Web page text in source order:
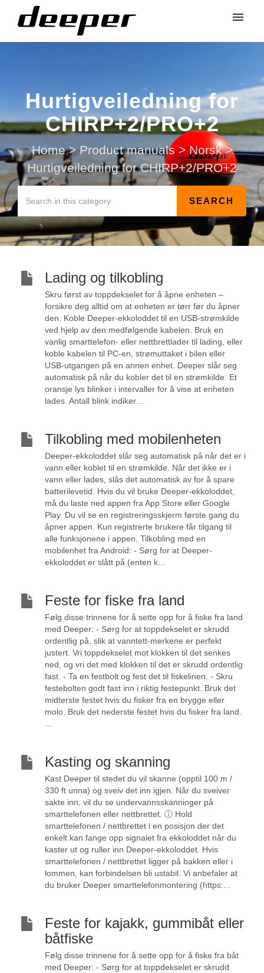
Hurtigveiledning for
CHIRP+2/PRO+2
Home > Product manuals > Norsk >
Hurtigveiledning for CHIRP+2/PRO+2
Lading og tilkobling
Skru først av toppdekselet for å åpne enheten –
forsikre deg alltid om at enheten er tørr før du åpner
den. Koble Deeper-ekkoloddet til en USB-strømkilde
ved hjelp av den medfølgende kabelen. Bruk en
vanlig smarttelefon- eller nettbrettlader til lading, eller
koble kabelen til PC-en, strømuttaket i bilen eller
USB-utgangen på en annen enhet. Deeper slår seg
automatisk på når du kobler det til en strømkilde. Et
oransje lys blinker i intervaller for å vise at enheten
lades. Antall blink indiker...
Tilkobling med mobilenheten
Deeper-ekkoloddet slår seg automatisk på når det er i
vann eller koblet til en strømkilde. Når det ikke er i
vann eller lades, slås det automatisk av for å spare
batterilevetid. Hvis du vil bruke Deeper-ekkoloddet,
må du laste ned appen fra App Store eller Google
Play. Du vil se en registreringsskjerm første gang du
åpner appen. Kun registrerte brukere får tilgang til
alle funksjonene i appen. Tilkobling med en
mobilenhet fra Android: - Sørg for at Deeper-
ekkoloddet er slått på (enten k...
Feste for fiske fra land
Følg disse trinnene for å sette opp for å fiske fra land
med Deeper: - Sørg for at toppdekselet er skrudd
ordentlig på, slik at vanntett-merkene er perfekt
justert. Vri toppdekselet mot klokken til det senkes
ned, og vri det med klokken til det er skrudd ordentlig
fast. - Ta en festbolt og fest det til fiskelinen. - Skru
festebolten godt fast inn i riktig festepunkt. Bruk det
midterste festet hvis du fisker fra en brygge eller
molo. Bruk det nederste festet hvis du fisker fra land.
Kasting og skanning
Kast Deeper til stedet du vil skanne (opptil 100 m /
330 ft unna) og sveiv det inn igjen. Når du sveiver
sakte inn, vil du se undervannsskanninger på
smarttelefonen eller nettbrettet. ⓘ Hold
smarttelefonen / nettbrettet i en posisjon der det
enkelt kan fange opp signalet fra ekkoloddet når du
kaster ut og ruller inn Deeper-ekkoloddet. Hvis
smarttelefonen / nettbrettet ligger på bakken eller i
lommen, kan forbindelsen bli ustabil. Vi anbefaler at
du bruker Deeper smarttelefonmontering (https:...
Feste for kajakk, gummibåt eller
båtfiske
Følg disse trinnene for å sette opp for å fiske fra båt
med Deeper: - Sørg for at toppdekselet er skrudd